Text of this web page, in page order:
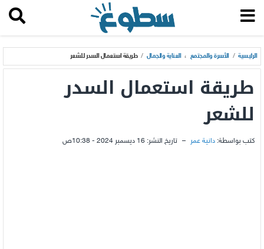
الرئيسية / الأسرة والمجتمع ، العناية والجمال / طريقة استعمال السدر للشعر
طريقة استعمال السدر
للشعر
كتب بواسطة: دانية عمر – تاريخ النشر: 16 ديسمبر 2024 - 10:38ص